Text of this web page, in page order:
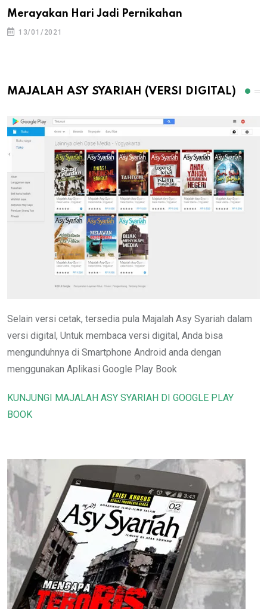
Merayakan Hari Jadi Pernikahan
13/01/2021
MAJALAH ASY SYARIAH (VERSI DIGITAL)
Selain versi cetak, tersedia pula Majalah Asy Syariah dalam
versi digital, Untuk membaca versi digital, Anda bisa
mengunduhnya di Smartphone Android anda dengan
menggunakan Aplikasi Google Play Book
KUNJUNGI MAJALAH ASY SYARIAH DI GOOGLE PLAY
BOOK